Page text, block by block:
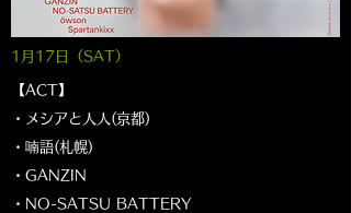
1月17 日（SAT）
【ACT】
・メシアと人人(京都)
・喃語(札幌)
・GANZIN
・NO-SATSU BATTERY